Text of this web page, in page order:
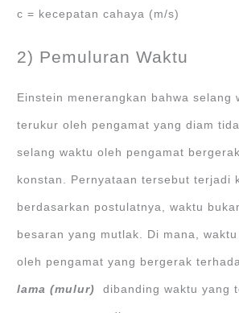
c = kecepatan cahaya (m/s)
2) Pemuluran Waktu
Einstein menerangkan bahwa selang
terukur oleh pengamat yang diam
selang waktu oleh pengamat
konstan. Pernyataan tersebut terjadi
berdasarkan postulatnya, waktu
besaran yang mutlak. Di mana,
oleh pengamat yang bergerak
lama (mulur) dibanding waktu yang